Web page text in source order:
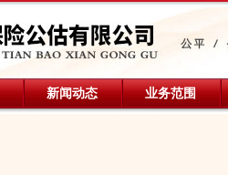
新闻动态 业务范围